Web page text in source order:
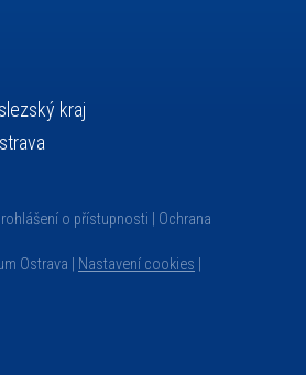
kraj
o přístupnosti
Ochrana
Ostrava |
Nastavení cookies